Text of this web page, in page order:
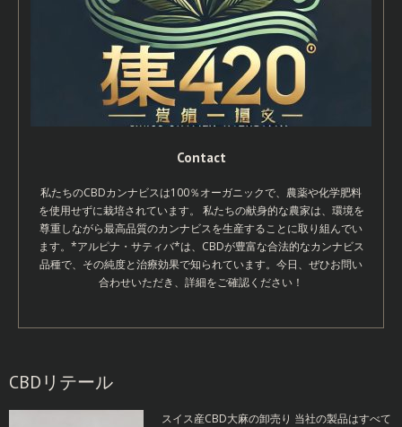
Contact
私たちのCBDカンナビスは100％オーガニックで、農薬や化学肥料
を使用せずに栽培されています。 私たちの献身的な農家は、環境を
尊重しながら最高品質のカンナビスを生産することに取り組んでい
ます。*アルピナ・サティバ*は、CBDが豊富な合法的なカンナビス
品種で、その純度と治療効果で知られています。今日、ぜひお問い
合わせいただき、詳細をご確認ください！
CBDリテール
スイス産CBD大麻の卸売り 当社の製品はすべて